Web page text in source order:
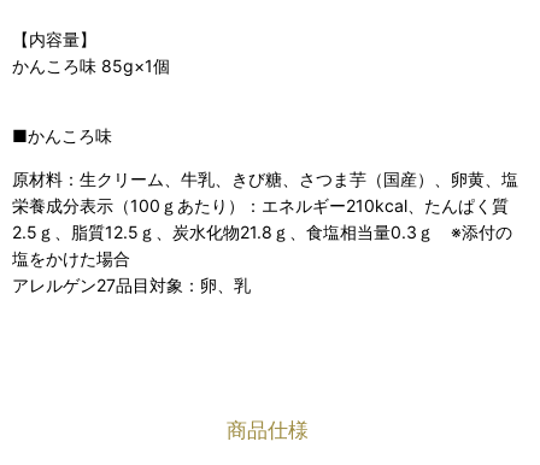
【内容量】
かんころ味 85g×1個
■かんころ味
原材料：生クリーム、牛乳、きび糖、さつま芋（国産）、卵黄、塩
栄養成分表示（100ｇあたり）：エネルギー210kcal、たんぱく質
2.5ｇ、脂質12.5ｇ、炭水化物21.8ｇ、食塩相当量0.3ｇ ※添付の
塩をかけた場合
アレルゲン27品目対象：卵、乳
商品仕様